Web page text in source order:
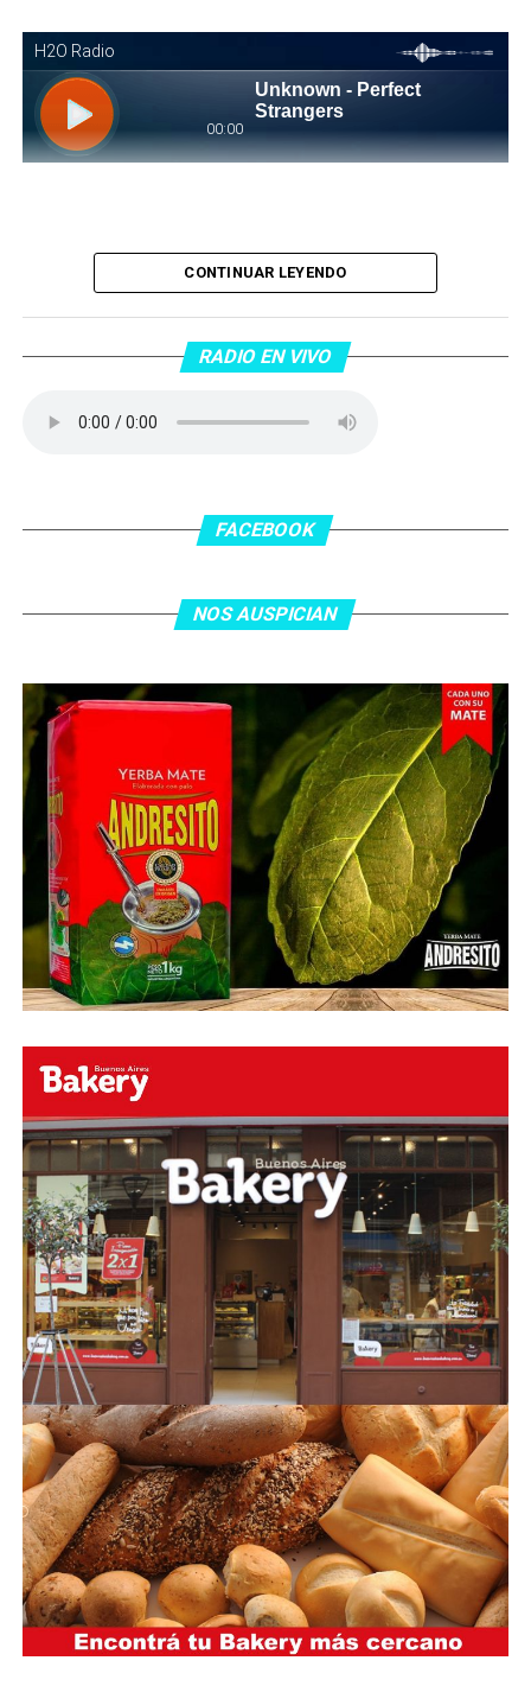
Piantaos por el Tango. Piantaos por el Tango es un
programa radiofónico semanal conducido y dirigido por
Raúl Mamone con el objetivo de difundir el Tango desde
O ingresa
de nuestras redes sociales Te
esperamos en el portal de la #radio con la mejor
información y la mejor #música…
#Folklore #tango
#Rock #Nacional,
#RockInternacional,
#RockandRoll, #Noticias y la mejor #Música
Te
esperamos
Faceboock: H2O Radio
Onlinehttps://www.facebook.com/h2oradioonline
CONTINUAR LEYENDO
RADIO EN VIVO
FACEBOOK
NOS AUSPICIAN